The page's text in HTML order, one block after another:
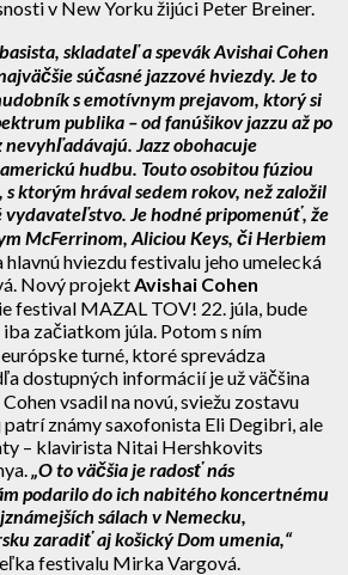
v New Yorku žijúci Peter Breiner.
skladateľ a spevák Avishai Cohen
súčasné jazzové hviezdy. Je to
s emotívnym prejavom, ktorý si
publika – od fanúšikov jazzu až po
Jazz obohacuje
hudbu. Touto osobitou fúziou
s ktorým hrával sedem rokov, než založil
Je hodné pripomenúť, že
McFerrinom, Aliciou Keys, či Herbiem
hviezdu festivalu jeho umelecká
Nový projekt Avishai Cohen
festival MAZAL TOV! 22. júla, bude
začiatkom júla. Potom s ním
turné, ktoré sprevádza
dostupných informácií je už väčšina
vsadil na novú, sviežu zostavu
známy saxofonista Eli Degibri, ale
– klavirista Nitai Hershkovits
„O to väčšia je radosť nás
podarilo do ich nabitého koncertnému
sálach v Nemecku,
zaradiť aj košický Dom umenia,“
festivalu Mirka Vargová.